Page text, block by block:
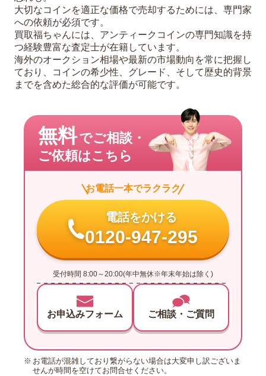
大切なコインを適正な価格で売却するためには、専門家
への依頼が必須です。
買取福ちゃんには、アンティークコインの専門知識を持
つ経験豊富な査定士が在籍しています。
海外のオークション相場や最新の市場動向を常に把握し
ており、コインの希少性、グレード、そして歴史的背景
までを含めた総合的な評価が可能です。
無料でご相談・
ご依頼はこちら
お電話一本でラクラク
電話をかける
0120-947-295
受付時間 8:00～20:00(年中無休※年末年始は除く)
お申込みフォーム ご相談・ご質問
お電話が混雑しており繋がらない場合は大変申し訳ございま
せんが時間を空けてお問合せください。